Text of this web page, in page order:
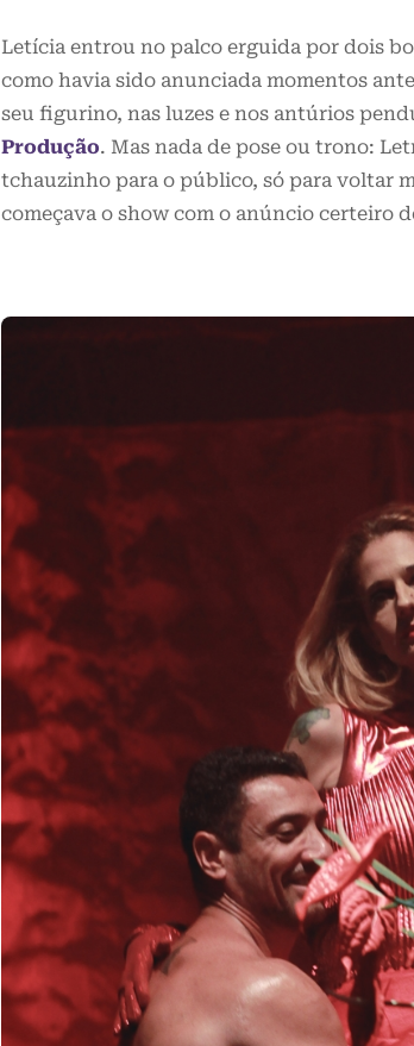
Letícia entrou no palco erguida por dois
como havia sido anunciada momentos
seu figurino, nas luzes e nos antúrios
Produção. Mas nada de pose ou trono:
tchauzinho para o público, só para voltar
começava o show com o anúncio certeiro